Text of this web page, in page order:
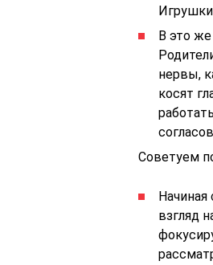
Игрушки
В это
нервы,
косят
Советуем
Начиная
взгляд